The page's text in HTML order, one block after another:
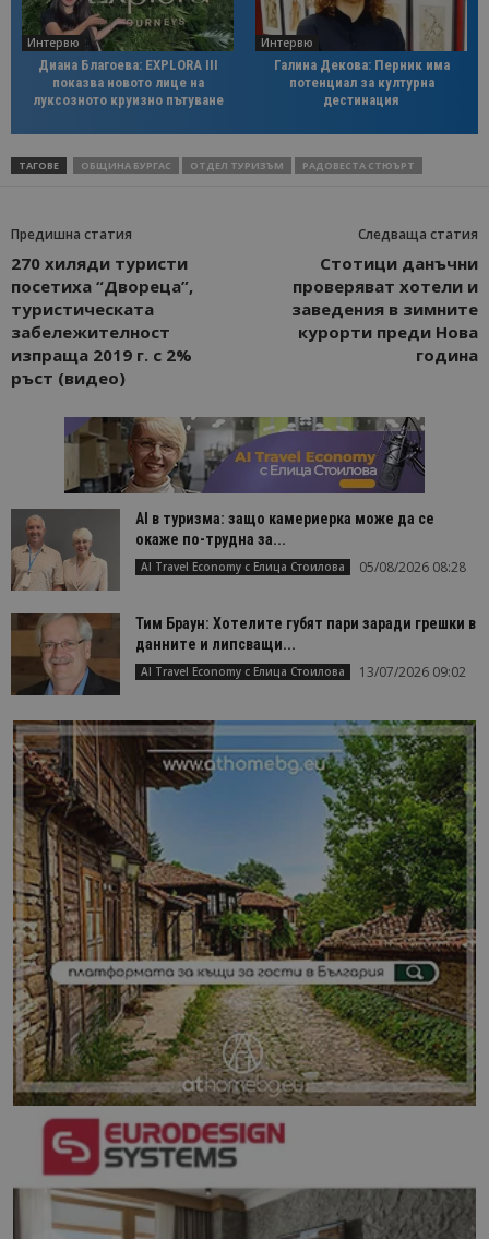
Интервю
Диана Благоева: EXPLORA III
показва новото лице на
луксозното круизно пътуване
Интервю
Галина Декова: Перник има
потенциал за културна
дестинация
ТАГОВЕ ОБЩИНА БУРГАС ОТДЕЛ ТУРИЗЪМ РАДОВЕСТА СТЮЪРТ
Предишна статия
270 хиляди туристи
посетиха “Двореца”,
туристическата
забележителност
изпраща 2019 г. с 2%
ръст (видео)
Следваща статия
Стотици данъчни
проверяват хотели и
заведения в зимните
курорти преди Нова
година
AI в туризма: защо камериерка може да се
окаже по-трудна за...
AI Travel Economy с Елица Стоилова 05/08/2026 08:28
Тим Браун: Хотелите губят пари заради грешки в
данните и липсващи...
AI Travel Economy с Елица Стоилова 13/07/2026 09:02